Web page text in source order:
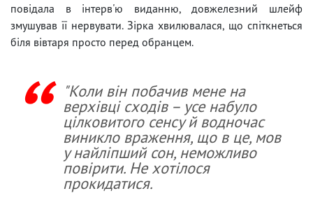
повідала в інтерв'ю виданню, довжелезний шлейф
змушував її нервувати. Зірка хвилювалася, що спіткнеться
біля вівтаря просто перед обранцем.
"Коли він побачив мене на
верхівці сходів – усе набуло
цілковитого сенсу й водночас
виникло враження, що в це, мов
у найліпший сон, неможливо
повірити. Не хотілося
прокидатися.